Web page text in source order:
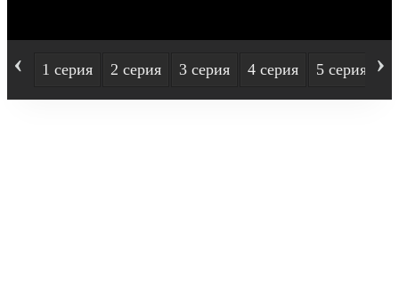
‹ 1 серия 2 серия 3 серия 4 серия 5 серия ›